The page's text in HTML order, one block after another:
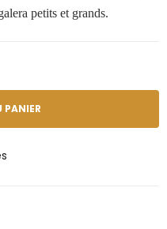
petits et grands.
PANIER